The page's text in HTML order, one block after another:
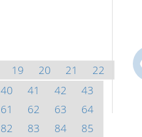
19 20 21
22
40 41 42
43
61 62 63
64
82 83 84
85